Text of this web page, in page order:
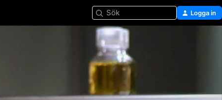
Sök Logga in